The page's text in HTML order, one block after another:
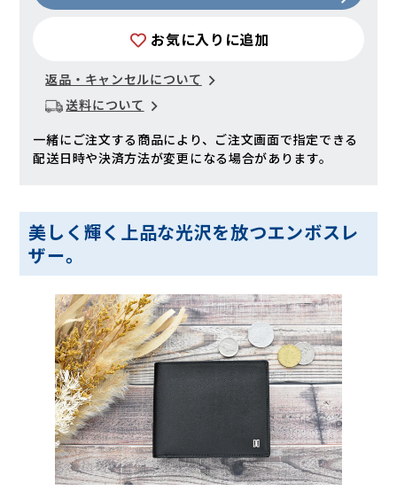
お気に入りに追加
返品・キャンセルについて
送料について
一緒にご注文する商品により、ご注文画面で指定できる
配送日時や決済方法が変更になる場合があります。
美しく輝く上品な光沢を放つエンボスレ
ザー。